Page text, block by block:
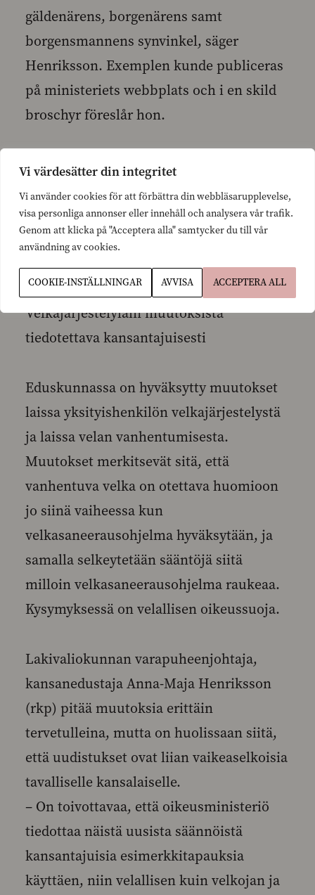
Vi värdesätter din integritet
Vi använder cookies för att förbättra din webbläsarupplevelse,
visa personliga annonser eller innehåll och analysera vår trafik.
Genom att klicka på "Acceptera alla" samtycker du till vår
användning av cookies.
COOKIE-INSTÄLLNINGAR AVVISA ACCEPTERA ALL
gäldenärens, borgenärens samt
borgensmannens synvinkel, säger
Henriksson. Exemplen kunde publiceras
på ministeriets webbplats och i en skild
broschyr föreslår hon.
LEHDISTÖTIEDOTE Julkaisuvapaa
27.2.2008
Lakivaliokunnan varapuheenjohtaja
Anna-Maja Henriksson:
Velkajärjestelylain muutoksista
tiedotettava kansantajuisesti
Eduskunnassa on hyväksytty muutokset
laissa yksityishenkilön velkajärjestelystä
ja laissa velan vanhentumisesta.
Muutokset merkitsevät sitä, että
vanhentuva velka on otettava huomioon
jo siinä vaiheessa kun
velkasaneerausohjelma hyväksytään, ja
samalla selkeytetään sääntöjä siitä
milloin velkasaneerausohjelma raukeaa.
Kysymyksessä on velallisen oikeussuoja.
Lakivaliokunnan varapuheenjohtaja,
kansanedustaja Anna-Maja Henriksson
(rkp) pitää muutoksia erittäin
tervetulleina, mutta on huolissaan siitä,
että uudistukset ovat liian vaikeaselkoisia
tavalliselle kansalaiselle.
– On toivottavaa, että oikeusministeriö
tiedottaa näistä uusista säännöistä
kansantajuisia esimerkkitapauksia
käyttäen, niin velallisen kuin velkojan ja